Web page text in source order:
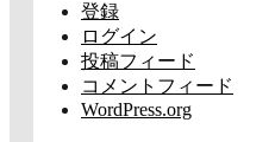
登録
ログイン
投稿フィード
コメントフィード
WordPress.org